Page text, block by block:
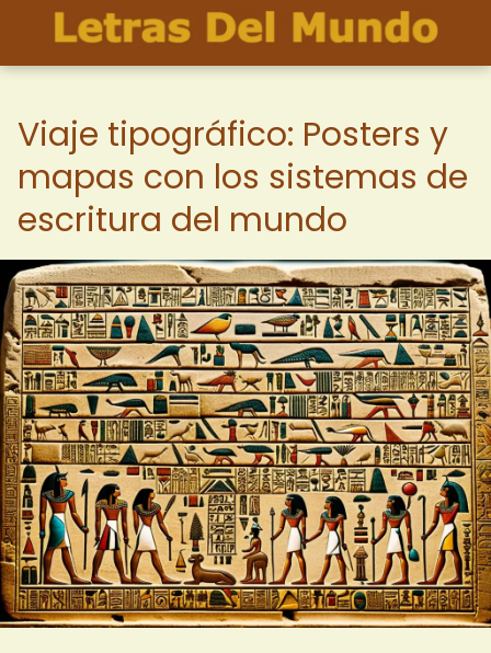
Viaje tipográfico: Posters y
mapas con los sistemas de
escritura del mundo